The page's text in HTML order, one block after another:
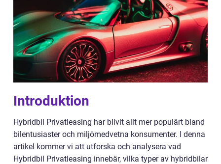
Introduktion
Hybridbil Privatleasing har blivit allt mer populärt bland
bilentusiaster och miljömedvetna konsumenter. I denna
artikel kommer vi att utforska och analysera vad
Hybridbil Privatleasing innebär, vilka typer av hybridbilar